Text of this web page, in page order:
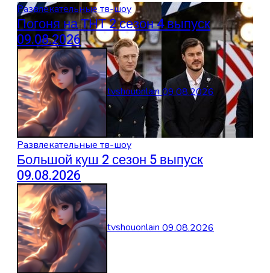
Развлекательные тв-шоу
Погоня на ТНТ 2 сезон 4 выпуск
09.08.2026
tvshouonlain09.08.2026
Развлекательные тв-шоу
Большой куш 2 сезон 5 выпуск
09.08.2026
tvshouonlain09.08.2026